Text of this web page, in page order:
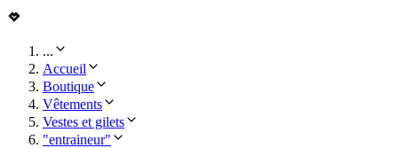
...
Accueil
Boutique
Vêtements
Vestes et gilets
"entraineur"